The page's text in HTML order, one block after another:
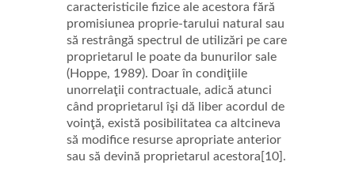
caracteristicile fizice ale acestora fără
promisiunea proprie-tarului natural sau
să restrângă spectrul de utilizări pe care
proprietarul le poate da bunurilor sale
(Hoppe, 1989). Doar în condiţiile
unorrelaţii contractuale, adică atunci
când proprietarul îşi dă liber acordul de
voinţă, există posibilitatea ca altcineva
să modifice resurse apropriate anterior
sau să devină proprietarul acestora[10].